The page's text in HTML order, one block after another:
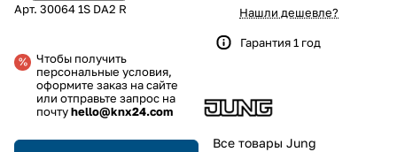
Арт. 30064 1S DA2 R
Чтобы получить
персональные условия,
оформите заказ на сайте
или отправьте запрос на
почтуhello@knx24.com
Нашли дешевле?
Гарантия 1 год
Все товары Jung